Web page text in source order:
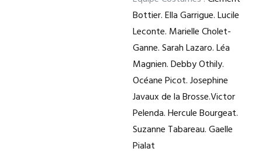
Bottier. Ella Garrigue. Lucile
Leconte. Marielle Cholet-
Ganne. Sarah Lazaro. Léa
Magnien. Debby Othily.
Océane Picot. Josephine
Javaux de la Brosse.Victor
Pelenda. Hercule Bourgeat.
Suzanne Tabareau. Gaelle
Pialat